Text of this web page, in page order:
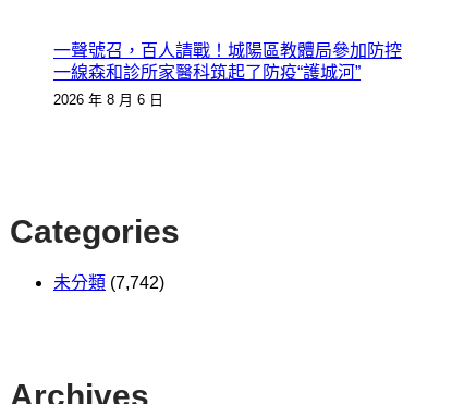
一聲號召，百人請戰！城陽區教體局參加防控
一線森和診所家醫科筑起了防疫“護城河”
2026 年 8 月 6 日
Categories
未分類 (7,742)
Archives